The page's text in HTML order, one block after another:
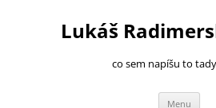
Lukáš
co sem napíšu to
Menu